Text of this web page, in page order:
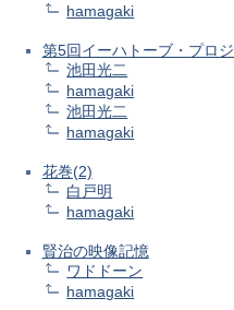
hamagaki
第5回イーハトーブ・プロ
池田光二
hamagaki
池田光二
hamagaki
花巻(2)
白戸明
hamagaki
賢治の映像記憶
ワドドーン
hamagaki